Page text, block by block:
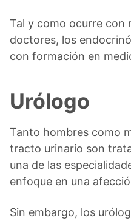
Tal y como ocurre con
doctores, los
con formación en
Urólogo
Tanto hombres como
tracto urinario son
una de las
enfoque en una
Sin embargo, los